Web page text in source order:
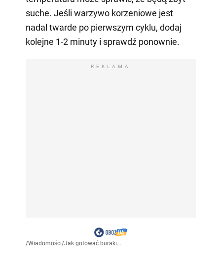
suche. Jeśli warzywo korzeniowe jest
nadal twarde po pierwszym cyklu, dodaj
kolejne 1-2 minuty i sprawdź ponownie.
REKLAMA
/Wiadomości/Jak gotować buraki...